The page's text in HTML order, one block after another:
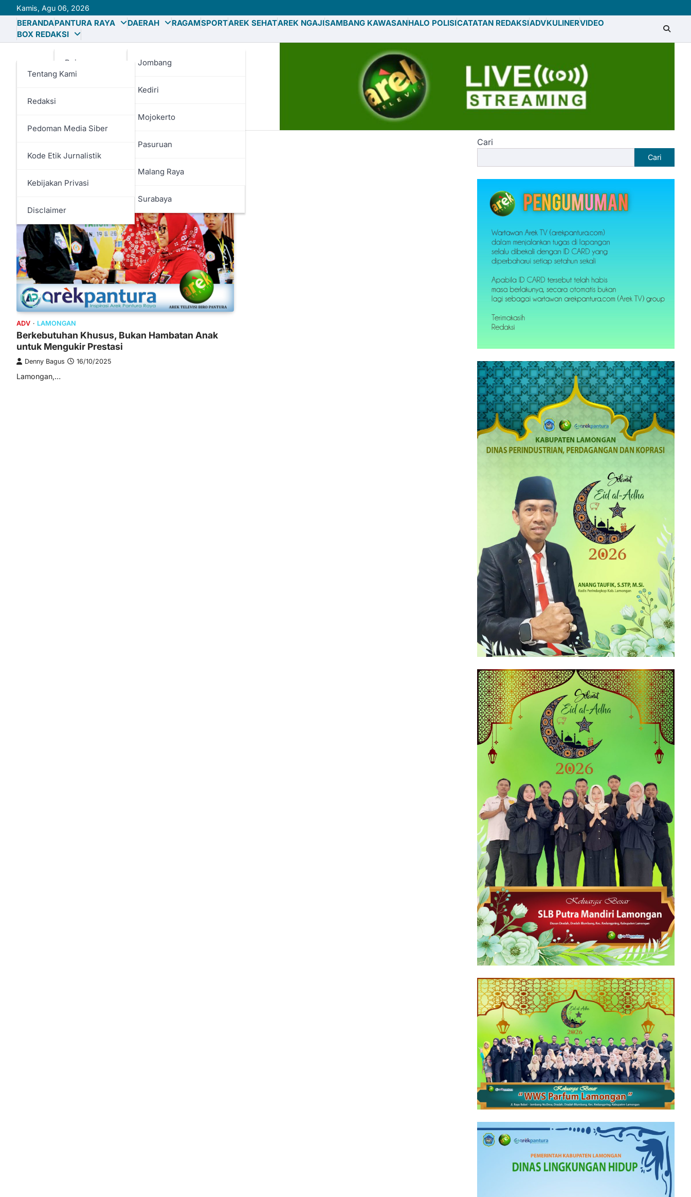
to
content
Kamis, Agu 06, 2026
BERANDAPANTURA RAYA
Bojonegoro
DAERAH
Jombang
Kediri
Mojokerto
Pasuruan
Malang Raya
Surabaya
RAGAMSPORTAREK SEHATAREK NGAJISAMBANG KAWASANHALO POLISICATATAN REDAKSIADVKULINERVIDEO
BOX REDAKSI
Tentang Kami
Redaksi
Pedoman Media Siber
Kode Etik Jurnalistik
Kebijakan Privasi
Disclaimer
Tag:SLB
ADV LAMONGAN
Berkebutuhan Khusus, Bukan Hambatan Anak
untuk Mengukir Prestasi
Denny Bagus 16/10/2025
Lamongan,…
Cari
Cari